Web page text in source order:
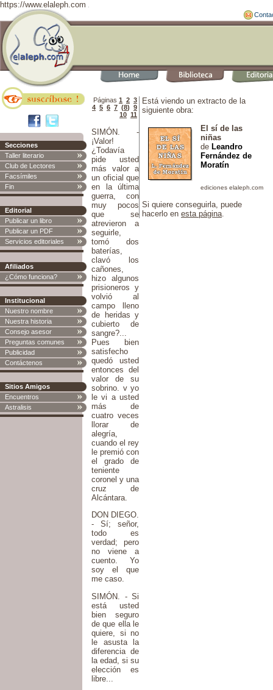
https://www.elaleph.com
Secciones
Taller literario
Club de Lectores
Facsímiles
Fin
Editorial
Publicar un libro
Publicar un PDF
Servicios editoriales
Afiliados
¿Cómo funciona?
Institucional
Nuestro nombre
Nuestra historia
Consejo asesor
Preguntas comunes
Publicidad
Contáctenos
Sitios Amigos
Encuentros
Astralisis
Páginas 1 2 3
4 5 6 7 (8) 9
10 11
SIMÓN. -
¡Valor!
¿Todavía
pide usted
más valor a
un oficial que
en la última
guerra, con
muy pocos
que se
atrevieron a
seguirle,
tomó dos
baterías,
clavó los
cañones,
hizo algunos
prisioneros y
volvió al
campo lleno
de heridas y
cubierto de
sangre?...
Pues bien
satisfecho
quedó usted
entonces del
valor de su
sobrino. v yo
le vi a usted
más de
cuatro veces
llorar de
alegría,
cuando el rey
le premió con
el grado de
teniente
coronel y una
cruz de
Alcántara.
DON DIEGO.
- Sí; señor,
todo es
verdad; pero
no viene a
cuento. Yo
soy el que
me caso.
SIMÓN. - Si
está usted
bien seguro
de que ella le
quiere, si no
le asusta la
diferencia de
la edad, si su
elección es
libre...
Está viendo un extracto de la
siguiente obra:
El sí de las
niñas
de Leandro
Fernández de
Moratín
Si quiere conseguirla, puede
hacerlo en esta página.